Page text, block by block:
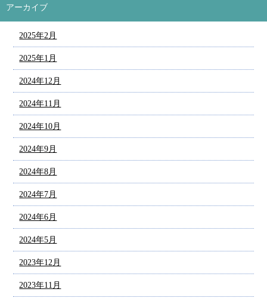
アーカイブ
2025年2月
2025年1月
2024年12月
2024年11月
2024年10月
2024年9月
2024年8月
2024年7月
2024年6月
2024年5月
2023年12月
2023年11月